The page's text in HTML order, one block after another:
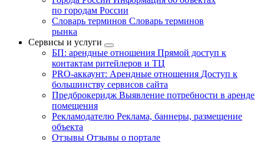
по городам России
Словарь терминов Словарь терминов
рынка
Сервисы и услуги
БП: арендные отношения Прямой доступ к
контактам ритейлеров и ТЦ
PRO-аккаунт: Арендные отношения Доступ к
большинству сервисов сайта
Предброкеридж Выявление потребности в аренде
помещения
Рекламодателю Реклама, баннеры, размещение
объекта
Отзывы Отзывы о портале